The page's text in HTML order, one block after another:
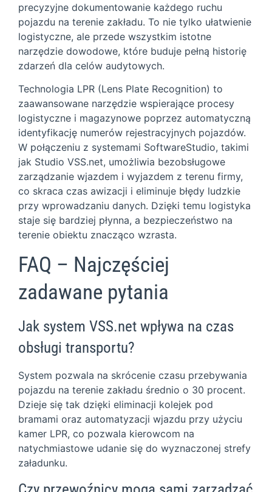
precyzyjne dokumentowanie każdego ruchu
pojazdu na terenie zakładu. To nie tylko ułatwienie
logistyczne, ale przede wszystkim istotne
narzędzie dowodowe, które buduje pełną historię
zdarzeń dla celów audytowych.
Technologia LPR (Lens Plate Recognition) to
zaawansowane narzędzie wspierające procesy
logistyczne i magazynowe poprzez automatyczną
identyfikację numerów rejestracyjnych pojazdów.
W połączeniu z systemami SoftwareStudio, takimi
jak Studio VSS.net, umożliwia bezobsługowe
zarządzanie wjazdem i wyjazdem z terenu firmy,
co skraca czas awizacji i eliminuje błędy ludzkie
przy wprowadzaniu danych. Dzięki temu logistyka
staje się bardziej płynna, a bezpieczeństwo na
terenie obiektu znacząco wzrasta.
FAQ – Najczęściej
zadawane pytania
Jak system VSS.net wpływa na czas
obsługi transportu?
System pozwala na skrócenie czasu przebywania
pojazdu na terenie zakładu średnio o 30 procent.
Dzieje się tak dzięki eliminacji kolejek pod
bramami oraz automatyzacji wjazdu przy użyciu
kamer LPR, co pozwala kierowcom na
natychmiastowe udanie się do wyznaczonej strefy
załadunku.